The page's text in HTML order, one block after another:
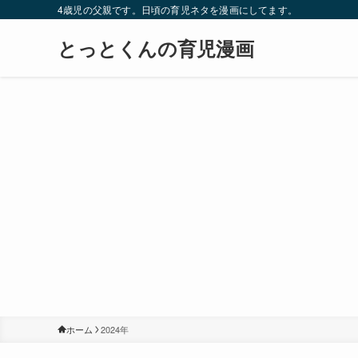
4歳児の父親です。日頃の育児ネタを漫画にしてます。
とっとくんの育児漫画
ホーム 2024年